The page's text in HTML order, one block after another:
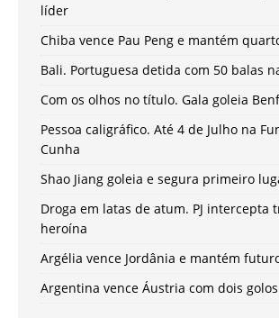
líder
Chiba vence Pau Peng e mantém
Bali. Portuguesa detida com 50 balas
Com os olhos no título. Gala goleia
Pessoa caligráfico. Até 4 de Julho na
Cunha
Shao Jiang goleia e segura primeiro
Droga em latas de atum. PJ intercepta
heroína
Argélia vence Jordânia e mantém
Argentina vence Áustria com dois